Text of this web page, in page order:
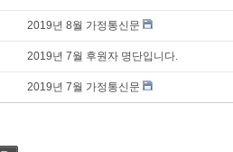
2019년 8월 가정통신문
2019년 7월 후원자 명단입니다.
2019년 7월 가정통신문